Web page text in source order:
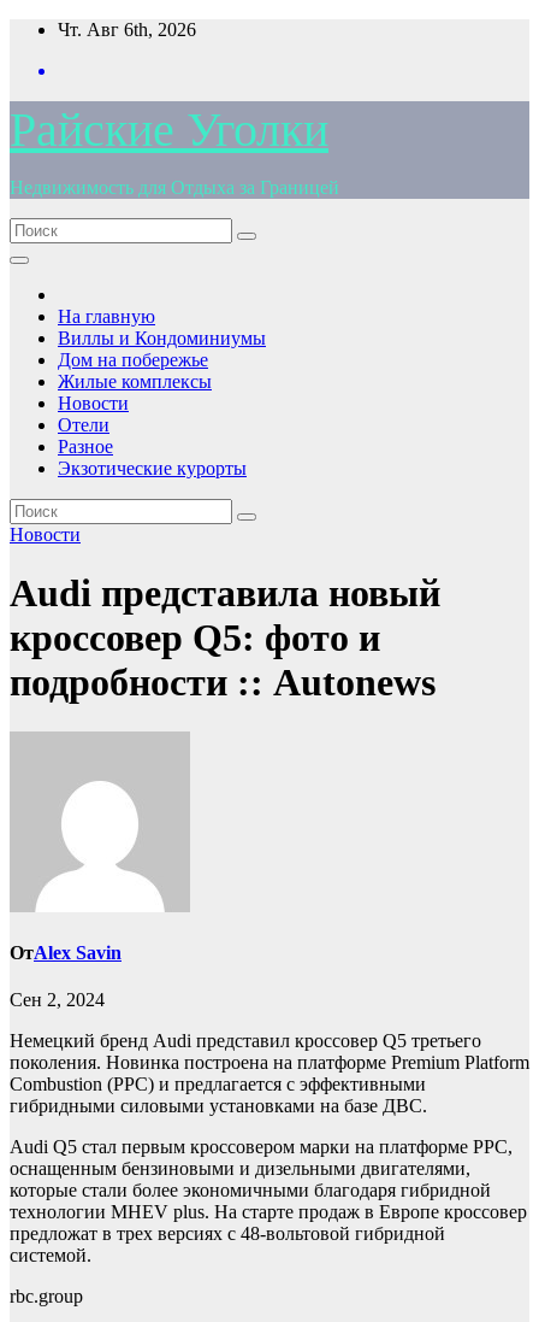
Перейти
содержимому
Чт. Авг 6th, 2026
Райские Уголки
Недвижимость для Отдыха за Границей
На главную
Виллы и Кондоминиумы
Дом на побережье
Жилые комплексы
Новости
Отели
Разное
Экзотические курорты
Новости
Audi представила новый
кроссовер Q5: фото и
подробности :: Autonews
ОтAlex Savin
Сен 2, 2024
Немецкий бренд Audi представил кроссовер Q5 третьего
поколения. Новинка построена на платформе Premium Platform
Combustion (PPC) и предлагается с эффективными
гибридными силовыми установками на базе ДВС.
Audi Q5 стал первым кроссовером марки на платформе PPC,
оснащенным бензиновыми и дизельными двигателями,
которые стали более экономичными благодаря гибридной
технологии MHEV plus. На старте продаж в Европе кроссовер
предложат в трех версиях с 48-вольтовой гибридной
системой.
rbc.group